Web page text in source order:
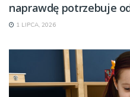
naprawdę potrzebuje
1 LIPCA, 2026